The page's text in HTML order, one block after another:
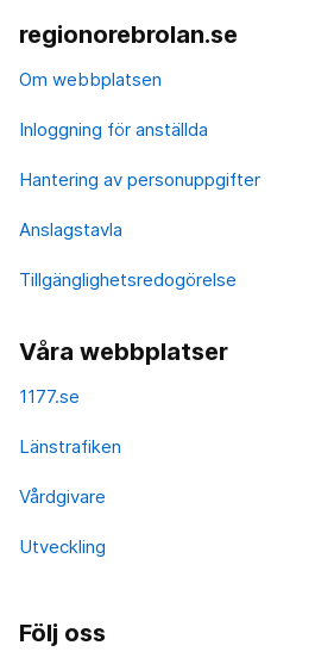
regionorebrolan.se
Om webbplatsen
Inloggning för anställda
Hantering av personuppgifter
Anslagstavla
Tillgänglighetsredogörelse
Våra webbplatser
1177.se
Länstrafiken
Vårdgivare
Utveckling
Följ oss